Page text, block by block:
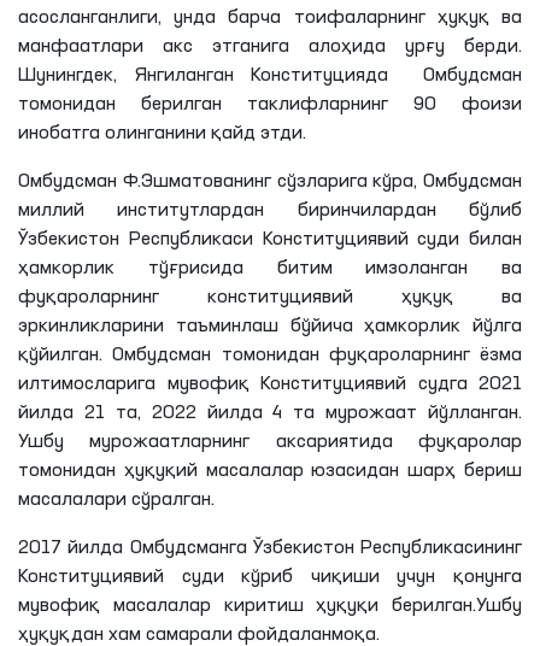
асосланганлиги, унда барча тоифаларнинг ҳуқуқ ва
манфаатлари акс этганига алоҳида урғу берди.
Шунингдек, Янгиланган Конституцияда Омбудсман
томонидан берилган таклифларнинг 90 фоизи
инобатга олинганини қайд этди.
Омбудсман Ф.Эшматованингсўзларига кўра, Омбудсман
миллий институтлардан биринчилардан бўлиб
Ўзбекистон Республикаси Конституциявий суди билан
ҳамкорлик тўғрисида битим имзоланган ва
фуқароларнинг конституциявий ҳуқуқ ва
эркинликларини таъминлаш бўйича ҳамкорлик йўлга
қўйилган. Омбудсман томонидан фуқароларнинг ёзма
илтимосларига мувофиқ Конституциявий судга 2021
йилда 21 та, 2022 йилда 4 та мурожаат йўлланган.
Ушбу мурожаатларнинг аксариятида фуқаролар
томонидан ҳуқуқий масалалар юзасидан шарҳ бериш
масалалари сўралган.
2017 йилда Омбудсманга Ўзбекистон Республикасининг
Конституциявий суди кўриб чиқиши учун қонунга
мувофиқ масалалар киритиш ҳуқуқи берилган.Ушбу
ҳуқуқдан хам самарали фойдаланмоқа.